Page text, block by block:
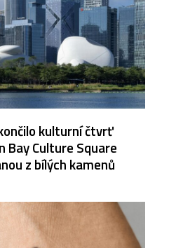
kulturní čtvrť
Bay Culture Square
z bílých kamenů